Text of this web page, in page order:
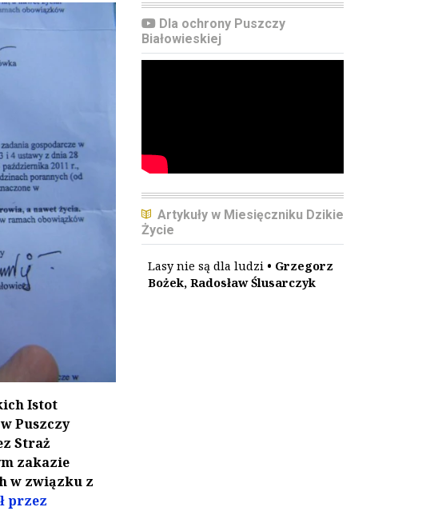
Istot
Puszczy
Straż
zakazie
w związku z
przez
Dla ochrony Puszczy
Białowieskiej
Artykuły w Miesięczniku Dzikie
Życie
Lasy nie są dla ludzi • Grzegorz
Bożek, Radosław Ślusarczyk